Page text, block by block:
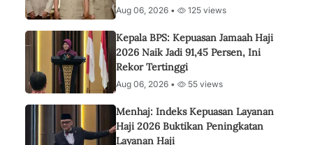
Aug 06, 2026 • 125 views
Kepala BPS: Kepuasan Jamaah Haji
2026 Naik Jadi 91,45 Persen, Ini
Rekor Tertinggi
Aug 06, 2026 • 55 views
Menhaj: Indeks Kepuasan Layanan
Haji 2026 Buktikan Peningkatan
Layanan Haji